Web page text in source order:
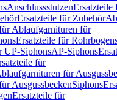
AnschlussstutzenErsatzteile
Ersatzteile für Zubehör
Ablaufgarnituren für
Ersatzteile für
UP-SiphonsAP-Siphons
für
für
AusgussbeckenSiphons
Ersatzteile für